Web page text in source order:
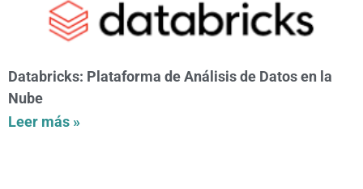
Databricks: Plataforma de Análisis de Datos en la
Nube
Leer más »